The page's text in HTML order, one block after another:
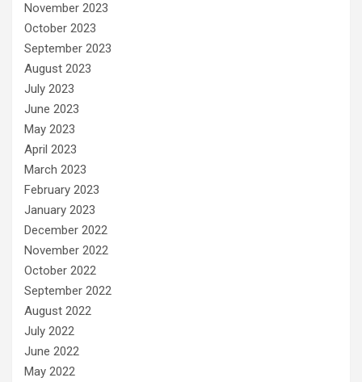
November 2023
October 2023
September 2023
August 2023
July 2023
June 2023
May 2023
April 2023
March 2023
February 2023
January 2023
December 2022
November 2022
October 2022
September 2022
August 2022
July 2022
June 2022
May 2022